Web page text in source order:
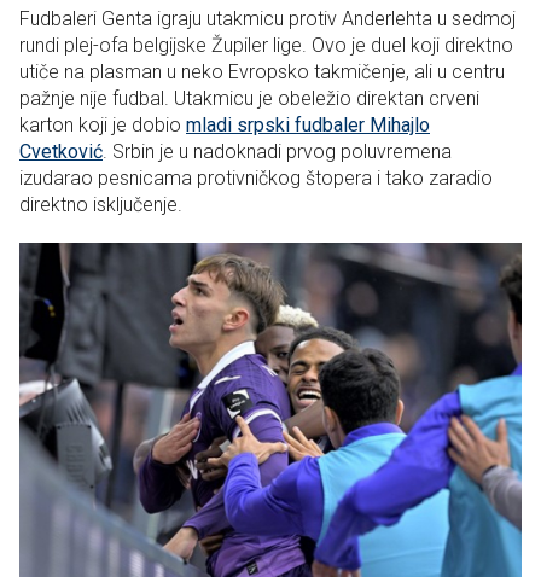
Fudbaleri Genta igraju utakmicu protiv Anderlehta u sedmoj
rundi plej-ofa belgijske Župiler lige. Ovo je duel koji direktno
utiče na plasman u neko Evropsko takmičenje, ali u centru
pažnje nije fudbal. Utakmicu je obeležio direktan crveni
karton koji je dobio mladi srpski fudbaler Mihajlo
Cvetković . Srbin je u nadoknadi prvog poluvremena
izudarao pesnicama protivničkog štopera i tako zaradio
direktno isključenje.